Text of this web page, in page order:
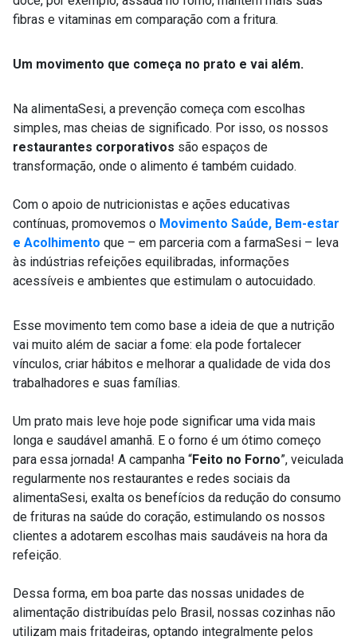
fibras e vitaminas em comparação com a fritura.
Um movimento que começa no prato e vai além.
Na alimentaSesi, a prevenção começa com escolhas
simples, mas cheias de significado. Por isso, os nossos
restaurantes corporativos são espaços de
transformação, onde o alimento é também cuidado.
Com o apoio de nutricionistas e ações educativas
contínuas, promovemos o Movimento Saúde, Bem-estar
e Acolhimento que – em parceria com a farmaSesi – leva
às indústrias refeições equilibradas, informações
acessíveis e ambientes que estimulam o autocuidado.
Esse movimento tem como base a ideia de que a nutrição
vai muito além de saciar a fome: ela pode fortalecer
vínculos, criar hábitos e melhorar a qualidade de vida dos
trabalhadores e suas famílias.
Um prato mais leve hoje pode significar uma vida mais
longa e saudável amanhã. E o forno é um ótimo começo
para essa jornada! A campanha “Feito no Forno”, veiculada
regularmente nos restaurantes e redes sociais da
alimentaSesi, exalta os benefícios da redução do consumo
de frituras na saúde do coração, estimulando os nossos
clientes a adotarem escolhas mais saudáveis na hora da
refeição.
Dessa forma, em boa parte das nossas unidades de
alimentação distribuídas pelo Brasil, nossas cozinhas não
utilizam mais fritadeiras, optando integralmente pelos